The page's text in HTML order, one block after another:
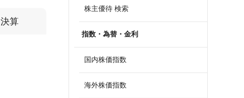
決算
株主優待 検索
指数・為替・金利
国内株価指数
海外株価指数